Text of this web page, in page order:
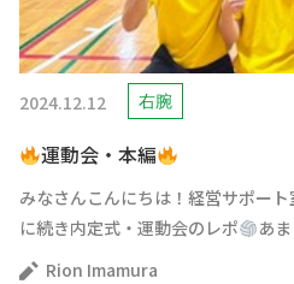
2024.12.12 右腕
運動会・本編
みなさんこんにちは！経営サポート
に続き内定式・運動会のレポ
あ
Rion Imamura